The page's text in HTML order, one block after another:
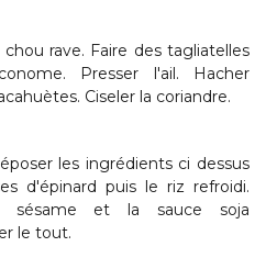
rave. Faire des tagliatelles
Presser l'ail. Hacher
Ciseler la coriandre.
les ingrédients ci dessus
d'épinard puis le riz refroidi.
sésame et la sauce soja
le tout.